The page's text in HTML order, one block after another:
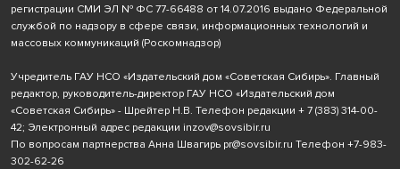
регистрации СМИ ЭЛ № ФС 77-66488 от 14.07.2016 выдано Федеральной
службой по надзору в сфере связи, информационных технологий и
массовых коммуникаций (Роскомнадзор)
Учредитель ГАУ НСО «Издательский дом «Советская Сибирь». Главный
редактор, руководитель-директор ГАУ НСО «Издательский дом
«Советская Сибирь» - Шрейтер Н.В. Телефон редакции + 7 (383) 314-00-
42; Электронный адрес редакции inzov@sovsibir.ru
По вопросам партнерства Анна Швагирь pr@sovsibir.ru Телефон +7-983-
302-62-26